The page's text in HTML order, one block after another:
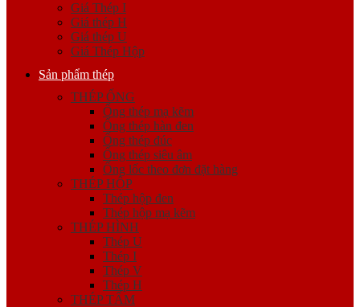
Giá Thép I
Giá thép H
Giá thép U
Giá Thép Hộp
Sản phẩm thép
THÉP ỐNG
Ống thép mạ kẽm
Ống thép hàn đen
Ống thép đúc
Ống thép siêu âm
Ống lốc theo đơn đặt hàng
THÉP HỘP
Thép hộp đen
Thép hộp mạ kẽm
THÉP HÌNH
Thép U
Thép I
Thép V
Thép H
THÉP TẤM